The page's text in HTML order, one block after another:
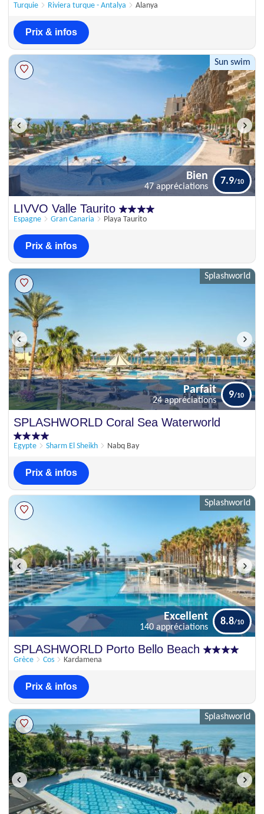
Turquie Riviera turque - Antalya Alanya
Prix & infos
Sun swim
47 appréciations
LIVVO Valle Taurito
Espagne Gran Canaria Playa Taurito
Bien
47 appréciations
7.9
Prix & infos
Splashworld
Parfait
SPLASHWORLD Coral Sea Waterworld
Egypte Sharm El Sheikh Nabq Bay
Parfait
24 appréciations
9
Prix & infos
Splashworld
Excellent 8.8
SPLASHWORLD Porto Bello Beach
Grèce Cos Kardamena
Excellent
140 appréciations
8.8
Prix & infos
Splashworld